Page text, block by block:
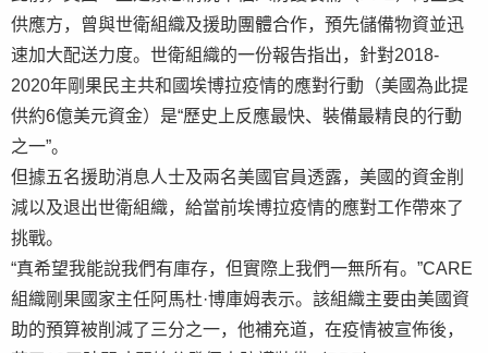
供應方，曾與世衛組織及援助團體合作，預先儲備物資並迅
速加大配送力度。世衛組織的一份報告指出，針對2018-
2020年剛果民主共和國埃博拉疫情的應對行動（美國為此提
供約6億美元資金）是“歷史上反應最快、裝備最精良的行動
之一”。
但據五名援助消息人士及兩名美國官員透露，美國的資金削
減以及退出世衛組織，給當前埃博拉疫情的應對工作帶來了
挑戰。
“真希望我能說我們有庫存，但實際上我們一無所有。”CARE
組織剛果國家主任阿馬杜·博庫姆表示。該組織主要由美國資
助的預算被削減了三分之一，他補充道，在疫情被宣佈後，